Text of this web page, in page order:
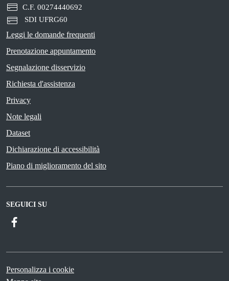
C.F. 00274440692
SDI UFRG60
Leggi le domande frequenti
Prenotazione appuntamento
Segnalazione disservizio
Richiesta d'assistenza
Privacy
Note legali
Dataset
Dichiarazione di accessibilità
Piano di miglioramento del sito
SEGUICI SU
Personalizza i cookie